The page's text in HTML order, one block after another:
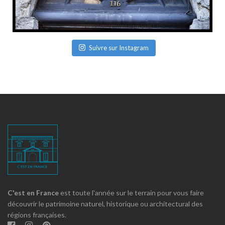
Suivre sur Instagram
C'est en France est toute l'année sur le terrain pour vous faire
découvrir le patrimoine naturel, historique ou architectural des
régions françaises.